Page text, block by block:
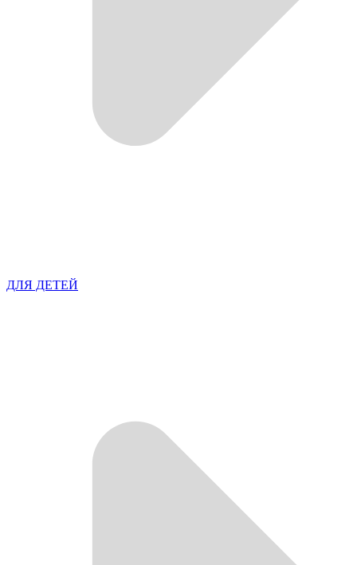
ДЛЯ ДЕТЕЙ